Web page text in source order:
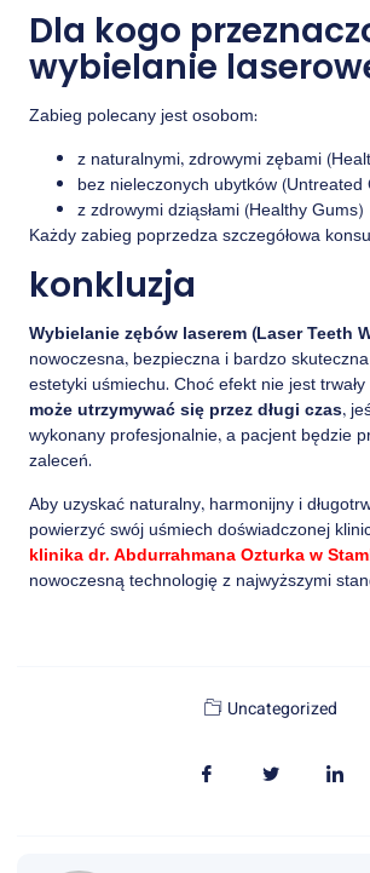
Dla kogo
wybielanie
Zabieg polecany jest osobom:
z naturalnymi, zdrowymi zębami
bez nieleczonych ubytków (Untreated
z zdrowymi dziąsłami (Healthy Gums)
Każdy zabieg poprzedza szczegółowa
konkluzja
Wybielanie zębów laserem (Laser Teeth
nowoczesna, bezpieczna i bardzo
estetyki uśmiechu. Choć efekt nie jest trwały
może utrzymywać się przez długi czas,
wykonany profesjonalnie, a pacjent będzie
zaleceń.
Aby uzyskać naturalny, harmonijny i
powierzyć swój uśmiech doświadczonej
klinika dr. Abdurrahmana Ozturka w
nowoczesną technologię z najwyższymi
Uncategorized